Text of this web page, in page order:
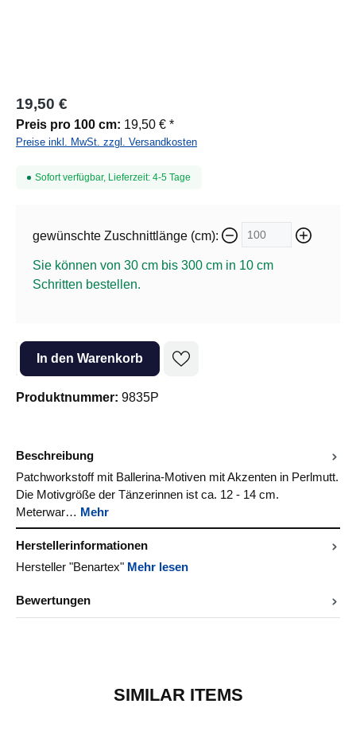
19,50 €
Preis pro 100 cm: 19,50 € *
Preise inkl. MwSt. zzgl. Versandkosten
Sofort verfügbar, Lieferzeit: 4-5 Tage
gewünschte Zuschnittlänge (cm):
Sie können von 30 cm bis 300 cm in 10 cm
Schritten bestellen.
Produkt Anzahl: Gib den gewünschten Wert ein oder benutze die
In den Warenkorb
Produktnummer: 9835P
Beschreibung
Patchworkstoff mit Ballerina-Motiven mit Akzenten in Perlmutt.
Die Motivgröße der Tänzerinnen ist ca. 12 - 14 cm.
Meterwar… Mehr
Herstellerinformationen
Hersteller "Benartex" Mehr lesen
Bewertungen
SIMILAR ITEMS